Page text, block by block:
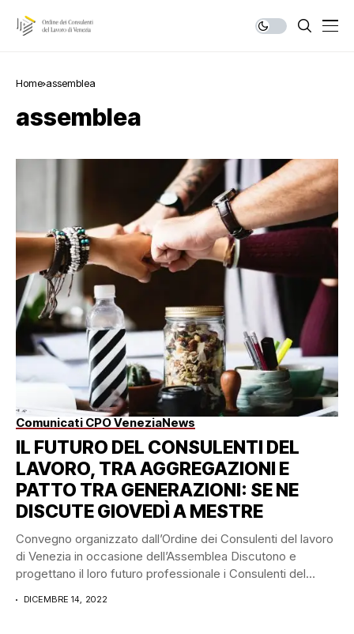
Home assemblea
assemblea
Comunicati CPO VeneziaNews
IL FUTURO DEL CONSULENTI DEL
LAVORO, TRA AGGREGAZIONI E
PATTO TRA GENERAZIONI: SE NE
DISCUTE GIOVEDÌ A MESTRE
Convegno organizzato dall’Ordine dei Consulenti del lavoro
di Venezia in occasione dell’Assemblea Discutono e
progettano il loro futuro professionale i Consulenti del
DICEMBRE 14, 2022